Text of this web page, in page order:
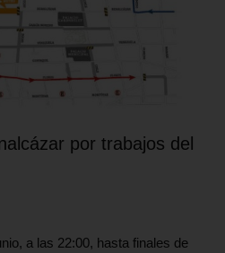
por trabajos del
a las 22:00, hasta finales de